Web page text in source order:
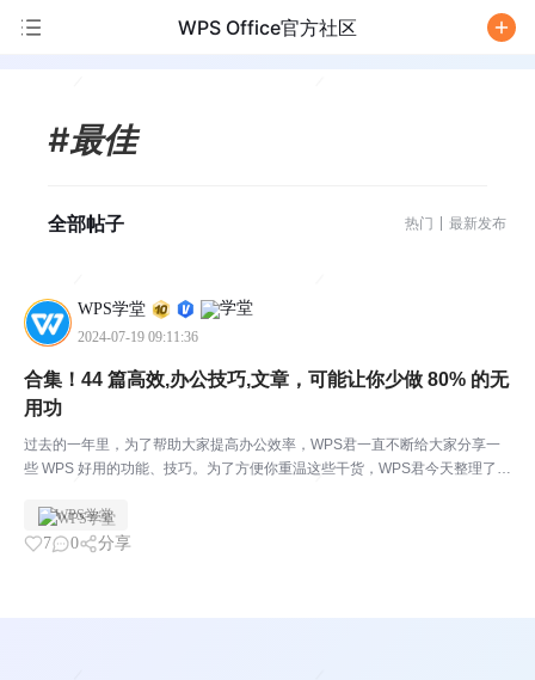
WPS Office官方社区
#最佳
全部帖子 热门 最新发布
WPS学堂
2024-07-19 09:11:36
合集！44 篇高效,办公技巧,文章，可能让你少做 80% 的无
用功
过去的一年里，为了帮助大家提高办公效率，WPS君一直不断给大家分享一
些 WPS 好用的功能、技巧。为了方便你重温这些干货，WPS君今天整理了 4
公众号「WPS学院」01高效技巧类：...
WPS学堂
7 0 分享